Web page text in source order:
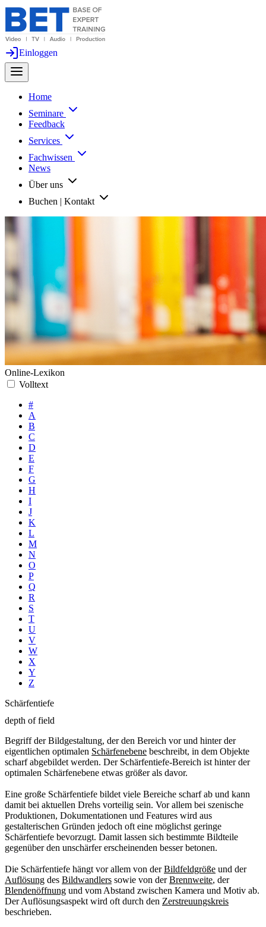
Einloggen
Home
Seminare
Feedback
Services
Fachwissen
News
Über uns
Buchen | Kontakt
Online-Lexikon
Volltext
#
A
B
C
D
E
F
G
H
I
J
K
L
M
N
O
P
Q
R
S
T
U
V
W
X
Y
Z
Schärfentiefe
depth of field
Begriff der Bildgestaltung, der den Bereich vor und hinter der
eigentlichen optimalen Schärfenebene beschreibt, in dem Objekte
scharf abgebildet werden. Der Schärfentiefe-Bereich ist hinter der
optimalen Schärfenebene etwas größer als davor.
Eine große Schärfentiefe bildet viele Bereiche scharf ab und kann
damit bei aktuellen Drehs vorteilig sein. Vor allem bei szenische
Produktionen, Dokumentationen und Features wird aus
gestalterischen Gründen jedoch oft eine möglichst geringe
Schärfentiefe bevorzugt. Damit lassen sich bestimmte Bildteile
gegenüber den unschärfer erscheinenden besser betonen.
Die Schärfentiefe hängt vor allem von derBildfeldgröße und der
Auflösung des Bildwandlers sowie von derBrennweite, der
Blendenöffnung und vom Abstand zwischen Kamera und Motiv ab.
Der Auflösungsaspekt wird oft durch den Zerstreuungskreis
beschrieben.